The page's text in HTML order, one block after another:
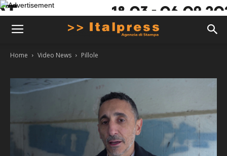
Home Video News Pillole